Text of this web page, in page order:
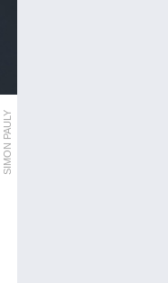
SIMON PAULY